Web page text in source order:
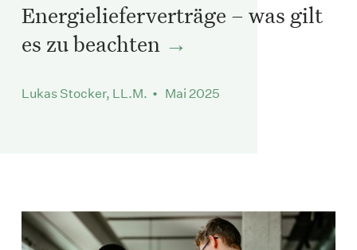
Energielieferverträge – was gilt
es zu beachten
Lukas Stocker, LL.M. • Mai 2025